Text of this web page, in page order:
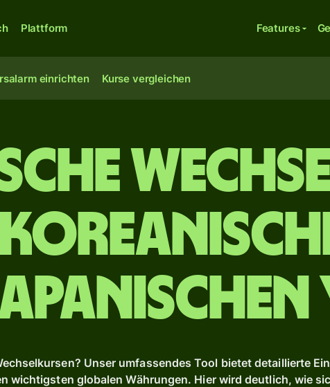
Plattform Features
einrichten Kurse vergleichen
Unser umfassendes Tool bietet detaillierte
wichtigsten globalen Währungen. Hier wird deutlich, wie